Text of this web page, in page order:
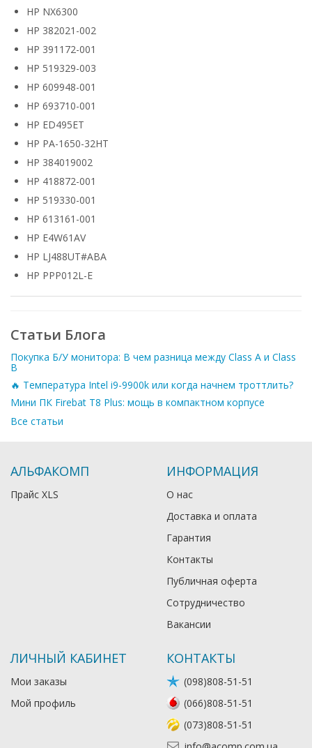
HP NX6300
HP 382021-002
HP 391172-001
HP 519329-003
HP 609948-001
HP 693710-001
HP ED495ET
HP PA-1650-32HT
HP 384019002
HP 418872-001
HP 519330-001
HP 613161-001
HP E4W61AV
HP LJ488UT#ABA
HP PPP012L-E
Статьи Блога
Покупка Б/У монитора: В чем разница между Class A и Class
B
🔥 Температура Intel i9-9900k или когда начнем троттлить?
Мини ПК Firebat T8 Plus: мощь в компактном корпусе
Все статьи
АЛЬФАКОМП
Прайс XLS
ИНФОРМАЦИЯ
О нас
Доставка и оплата
Гарантия
Контакты
Публичная оферта
Сотрудничество
Вакансии
ЛИЧНЫЙ КАБИНЕТ
Мои заказы
Мой профиль
КОНТАКТЫ
(098)808-51-51
(066)808-51-51
(073)808-51-51